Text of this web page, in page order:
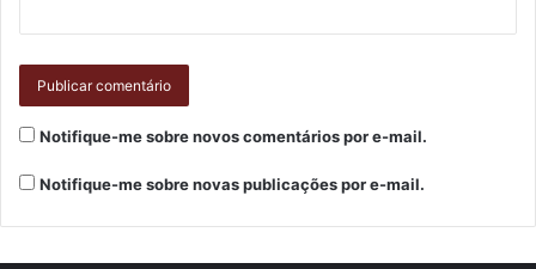
Notifique-me sobre novos comentários por e-mail.
Notifique-me sobre novas publicações por e-mail.